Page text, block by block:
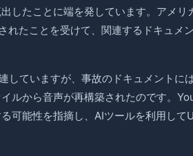
したことに端を発しています。アメリ
れたことを受けて、関連するドキュメ
していますが、事故のドキュメントに
ルから音声が再構築されたのです。
可能性を指摘し、AIツールを利用して